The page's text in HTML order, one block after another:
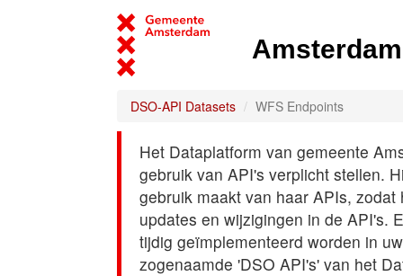
DSO-API Datasets WFS Endpoints
Het Dataplatform van gemeente
gebruik van API's verplicht stellen.
gebruik maakt van haar APIs,
updates en wijzigingen in de API's.
tijdig geïmplementeerd worden in
zogenaamde 'DSO API's' van het